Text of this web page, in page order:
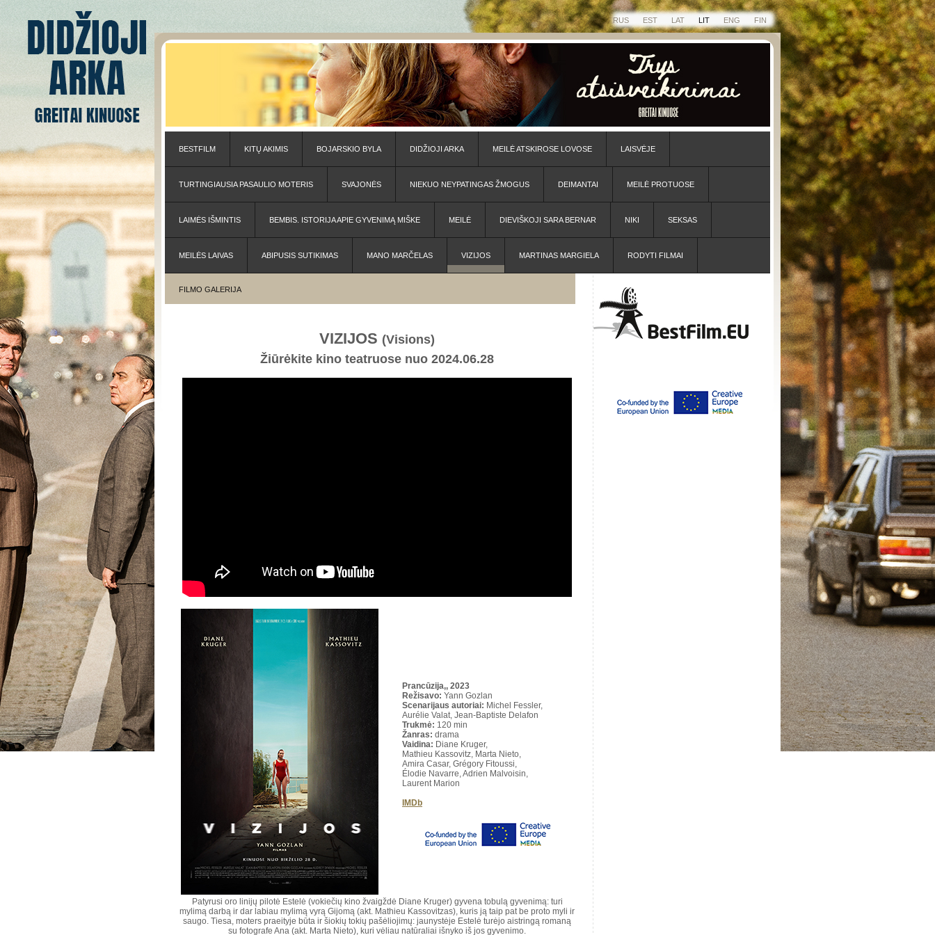
RUS EST LAT LIT ENG FIN
BESTFILM KITŲ AKIMIS BOJARSKIO BYLA DIDŽIOJI ARKA MEILĖ ATSKIROSE LOVOSE LAISVĖJE
TURTINGIAUSIA PASAULIO MOTERIS SVAJONĖS NIEKUO NEYPATINGAS ŽMOGUS DEIMANTAI MEILĖ PROTUOSE
LAIMĖS IŠMINTIS BEMBIS. ISTORIJA APIE GYVENIMĄ MIŠKE MEILĖ DIEVIŠKOJI SARA BERNAR NIKI SEKSAS
MEILĖS LAIVAS ABIPUSIS SUTIKIMAS MANO MARČELAS VIZIJOS MARTINAS MARGIELA RODYTI FILMAI
FILMO GALERIJA
VIZIJOS (Visions)
Žiūrėkite kino teatruose nuo 2024.06.28
Prancūzija,, 2023
Režisavo: Yann Gozlan
Scenarijaus autoriai: Michel Fessler,
Aurélie Valat, Jean-Baptiste Delafon
Trukmė: 120 min
Žanras: drama
Vaidina: Diane Kruger,
Mathieu Kassovitz, Marta Nieto,
Amira Casar, Grégory Fitoussi,
Élodie Navarre, Adrien Malvoisin,
Laurent Marion
IMDb
Patyrusi oro linijų pilotė Estelė (vokiečių kino žvaigždė Diane Kruger) gyvena tobulą gyvenimą: turi
mylimą darbą ir dar labiau mylimą vyrą Gijomą (akt. Mathieu Kassovitzas), kuris ją taip pat be proto myli ir
saugo. Tiesa, moters praeityje būta ir šiokių tokių pašėliojimų: jaunystėje Estelė turėjo aistringą romaną
su fotografe Ana (akt. Marta Nieto), kuri vėliau natūraliai išnyko iš jos gyvenimo.